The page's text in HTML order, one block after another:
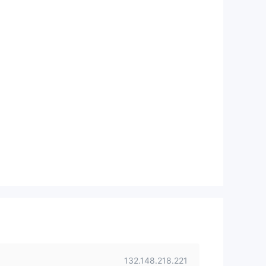
132.148.218.221